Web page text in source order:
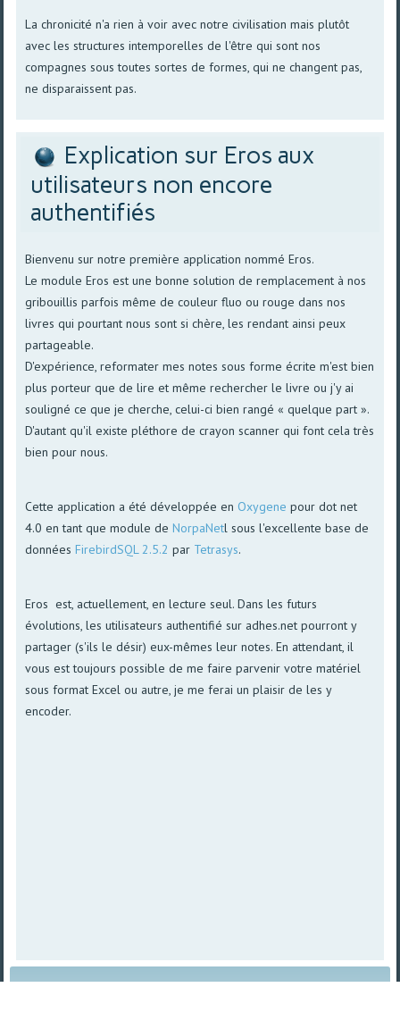
La chronicité n'a rien à voir avec notre civilisation mais plutôt
avec les structures intemporelles de l'être qui sont nos
compagnes sous toutes sortes de formes, qui ne changent pas,
ne disparaissent pas.
Explication sur Eros aux
utilisateurs non encore
authentifiés
Bienvenu sur notre première application nommé Eros.
Le module Eros est une bonne solution de remplacement à nos
gribouillis parfois même de couleur fluo ou rouge dans nos
livres qui pourtant nous sont si chère, les rendant ainsi peux
partageable.
D'expérience, reformater mes notes sous forme écrite m'est bien
plus porteur que de lire et même rechercher le livre ou j'y ai
souligné ce que je cherche, celui-ci bien rangé « quelque part ».
D'autant qu'il existe pléthore de crayon scanner qui font cela très
bien pour nous.
Cette application a été développée en Oxygene pour dot net
4.0 en tant que module deNorpaNetl sous l'excellente base de
donnéesFirebirdSQL 2.5.2 par Tetrasys.
Eros est, actuellement, en lecture seul. Dans les futurs
évolutions, les utilisateurs authentifié sur adhes.net pourront y
partager (s'ils le désir) eux-mêmes leur notes. En attendant, il
vous est toujours possible de me faire parvenir votre matériel
sous format Excel ou autre, je me ferai un plaisir de les y
encoder.